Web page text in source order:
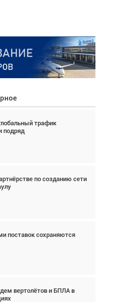
трафик
подряд
по созданию сети
поставок сохраняются
вертолётов и БПЛА в
вертолётов и БПЛА в
Дэйв Кох: «Фотография
а ИИ всё портит»
трафик
актив. Подходите к
образом